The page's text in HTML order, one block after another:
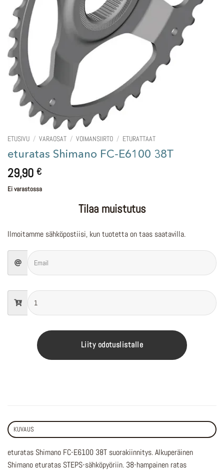
ETUSIVU / VARAOSAT / VOIMANSIIRTO / ETURATTAAT
eturatas Shimano FC-E6100 38T
29,90 €
Ei varastossa
Tilaa muistutus
Ilmoitamme sähköpostiisi, kun tuotetta on taas saatavilla.
Liity odotuslistalle
KUVAUS
eturatas Shimano FC-E6100 38T suorakiinnitys. Alkuperäinen
Shimano eturatas STEPS-sähköpyöriin. 38-hampainen ratas